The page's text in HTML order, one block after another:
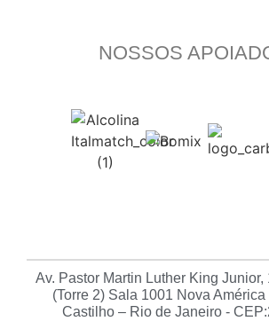
NOSSOS
Av. Pastor Martin Luther King Junior,
(Torre 2) Sala 1001 Nova América
Castilho – Rio de Janeiro -